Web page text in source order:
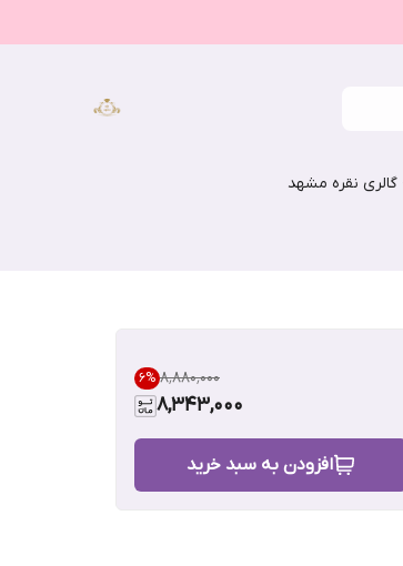
نقره مشهد
۸٬۸۸۰٬۰۰۰ 6%
8,343,000
افزودن به سبد خرید